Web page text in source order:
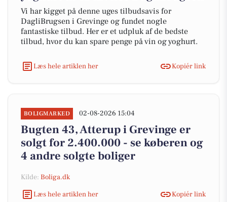
Vi har kigget på denne uges tilbudsavis for
DagliBrugsen i Grevinge og fundet nogle
fantastiske tilbud. Her er et udpluk af de bedste
tilbud, hvor du kan spare penge på vin og yoghurt.
Læs hele artiklen her Kopiér link
BOLIGMARKED 02-08-2026 15:04
Bugten 43, Atterup i Grevinge er
solgt for 2.400.000 - se køberen og
4 andre solgte boliger
Kilde: Boliga.dk
Læs hele artiklen her
Kopiér link